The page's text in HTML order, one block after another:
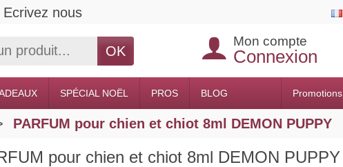
Ecrivez nous
OK
Mon compte
Connexion
SPÉCIAL NOËL PROS BLOG Promotions
PARFUM pour chien et chiot 8ml DEMON PUPPY
pour chien et chiot 8ml DEMON PUPPY